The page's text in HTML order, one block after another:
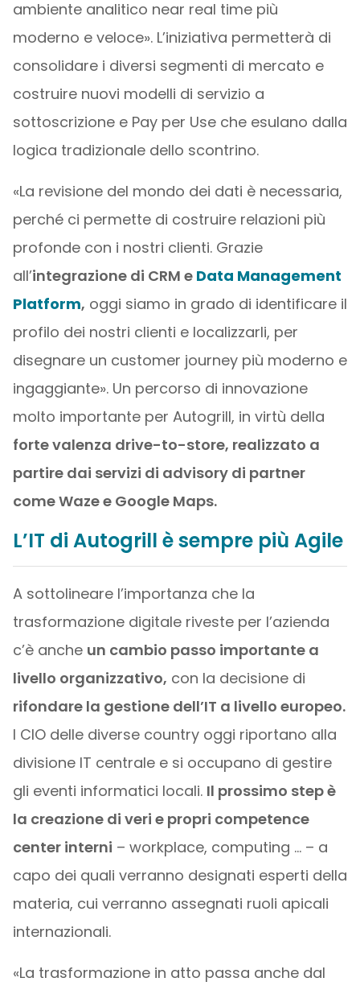
ambiente analitico near real time più
moderno e veloce». L’iniziativa permetterà di
consolidare i diversi segmenti di mercato e
costruire nuovi modelli di servizio a
sottoscrizione e Pay per Use che esulano dalla
logica tradizionale dello scontrino.
«La revisione del mondo dei dati è necessaria,
perché ci permette di costruire relazioni più
profonde con i nostri clienti. Grazie
all’integrazione di CRM e Data Management
Platform, oggi siamo in grado di identificare il
profilo dei nostri clienti e localizzarli, per
disegnare un customer journey più moderno e
ingaggiante». Un percorso di innovazione
molto importante per Autogrill, in virtù della
forte valenza drive-to-store, realizzato a
partire dai servizi di advisory di partner
come Waze e Google Maps.
L’IT di Autogrill è sempre più Agile
A sottolineare l’importanza che la
trasformazione digitale riveste per l’azienda
c’è anche un cambio passo importante a
livello organizzativo, con la decisione di
rifondare la gestione dell’IT a livello europeo.
I CIO delle diverse country oggi riportano alla
divisione IT centrale e si occupano di gestire
gli eventi informatici locali. Il prossimo step è
la creazione di veri e propri competence
center interni – workplace, computing … – a
capo dei quali verranno designati esperti della
materia, cui verranno assegnati ruoli apicali
internazionali.
«La trasformazione in atto passa anche dal